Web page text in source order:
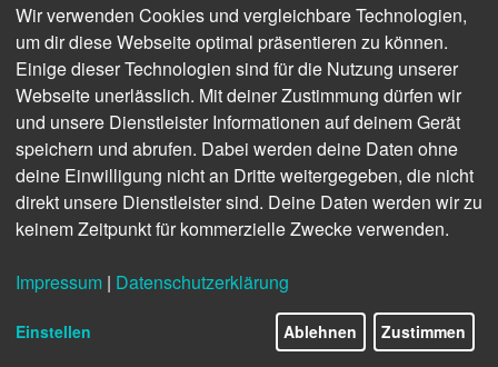
Merseburg. „Wir freuen uns, mit dem Gemälde eine für
Merseburg charakteristische Ansicht für unsere
Räumlichkeiten erworben zu haben. So verbleibt das
Kunstwerk auch in Merseburg“, so Guido Langer,
Bild: „Schlossblick“ (80x120cm, Acryl auf Leinwand)
Wir verwenden Cookies und vergleichbare Technologien,
um dir diese Webseite optimal präsentieren zu können.
Einige dieser Technologien sind für die Nutzung unserer
Webseite unerlässlich. Mit deiner Zustimmung dürfen wir
und unsere Dienstleister Informationen auf deinem Gerät
speichern und abrufen. Dabei werden deine Daten ohne
deine Einwilligung nicht an Dritte weitergegeben, die nicht
direkt unsere Dienstleister sind. Deine Daten werden wir zu
keinem Zeitpunkt für kommerzielle Zwecke verwenden.
Impressum | Datenschutzerklärung
Einstellen Ablehnen Zustimmen